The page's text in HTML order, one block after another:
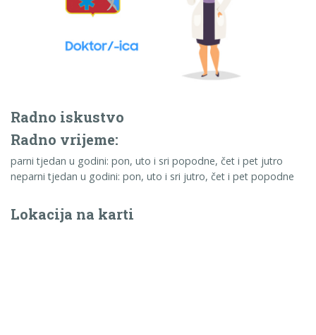
Radno iskustvo
Radno vrijeme:
parni tjedan u godini: pon, uto i sri popodne, čet i pet jutro
neparni tjedan u godini: pon, uto i sri jutro, čet i pet popodne
Lokacija na karti